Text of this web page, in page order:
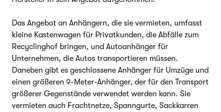
Das Angebot an Anhängern, die sie vermieten, umfasst
kleine Kastenwagen für Privatkunden, die Abfälle zum
Recyclinghof bringen, und Autoanhänger für
Unternehmen, die Autos transportieren müssen.
Daneben gibt es geschlossene Anhänger für Umzüge und
einen größeren 9-Meter-Anhänger, der für den Transport
größerer Gegenstände verwendet werden kann. Sie
vermieten auch Frachtnetze, Spanngurte, Sackkarren